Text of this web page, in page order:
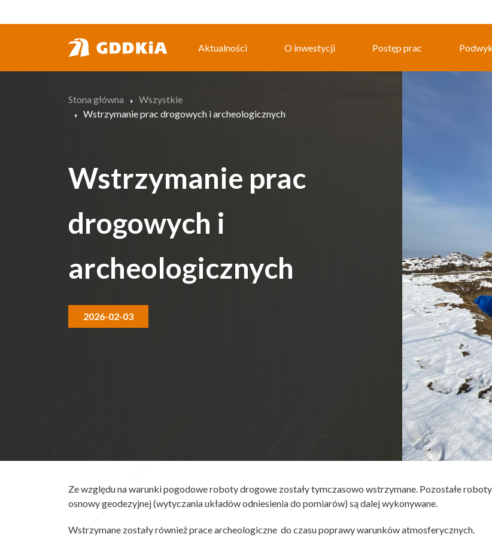
do
Aktualności
O inwestycji Postęp prac
Stona główna
Wszystkie
Wstrzymanie prac drogowych i archeologicznych
Wstrzymanie prac
drogowych i
archeologicznych
2026-02-03
Ze względu na warunki pogodowe roboty drogowe zostały tymczasowo wstrzymane. Pozostałe
osnowy geodezyjnej (wytyczania układów odniesienia do pomiarów) są dalej wykonywane.
Wstrzymane zostały również prace archeologiczne do czasu poprawy warunków atmosferycznych.